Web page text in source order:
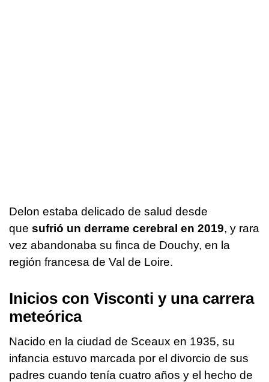
Delon estaba delicado de salud desde
que sufrió un derrame cerebral en 2019, y rara
vez abandonaba su finca de Douchy, en la
región francesa de Val de Loire.
Inicios con Visconti y una carrera
meteórica
Nacido en la ciudad de Sceaux en 1935, su
infancia estuvo marcada por el divorcio de sus
padres cuando tenía cuatro años y el hecho de